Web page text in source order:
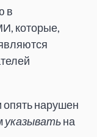
в
которые,
нарушен
указыватьна